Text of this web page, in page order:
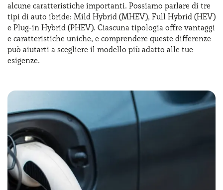
alcune caratteristiche importanti. Possiamo parlare di tre
tipi di auto ibride: Mild Hybrid (MHEV), Full Hybrid (HEV)
e Plug-in Hybrid (PHEV). Ciascuna tipologia offre vantaggi
e caratteristiche uniche, e comprendere queste differenze
può aiutarti a scegliere il modello più adatto alle tue
esigenze.